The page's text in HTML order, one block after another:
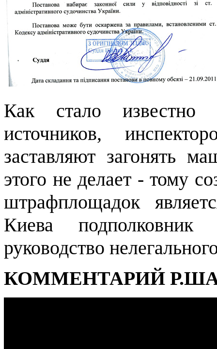
Как стало
источников,
заставляют загонять
этого не делает - тому
штрафплощадок
Киева
руководство
КОММЕНТАРИЙ